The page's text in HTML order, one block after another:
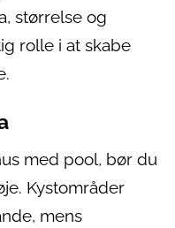
størrelse og
rolle i at skabe
med pool, bør du
Kystområder
mens